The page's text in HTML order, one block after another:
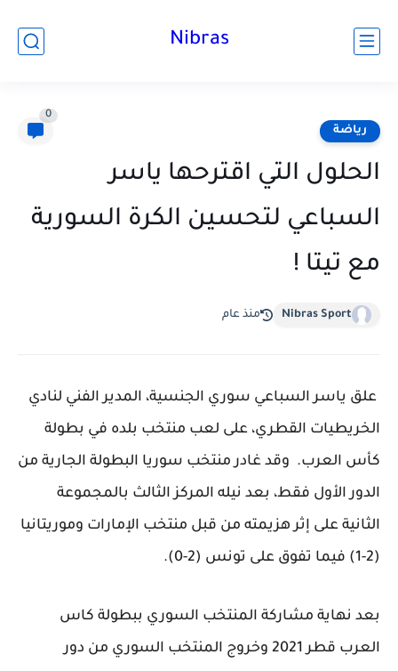
Nibras
رياضة
0
الحلول التي اقترحها ياسر
السباعي لتحسين الكرة السورية
مع تيتا !
Nibras ‎Sport منذ عام
علق ياسر السباعي سوري الجنسية، المدير الفني لنادي
الخريطيات القطري، على لعب منتخب بلده في بطولة
كأس العرب. وقد غادر منتخب سوريا البطولة الجارية من
الدور الأول فقط، بعد نيله المركز الثالث بالمجموعة
الثانية على إثر هزيمته من قبل منتخب الإمارات وموريتانيا
(2-1) فيما تفوق على تونس (2-0).
بعد نهاية مشاركة المنتخب السوري ببطولة كاس
العرب قطر 2021 وخروج المنتخب السوري من دور